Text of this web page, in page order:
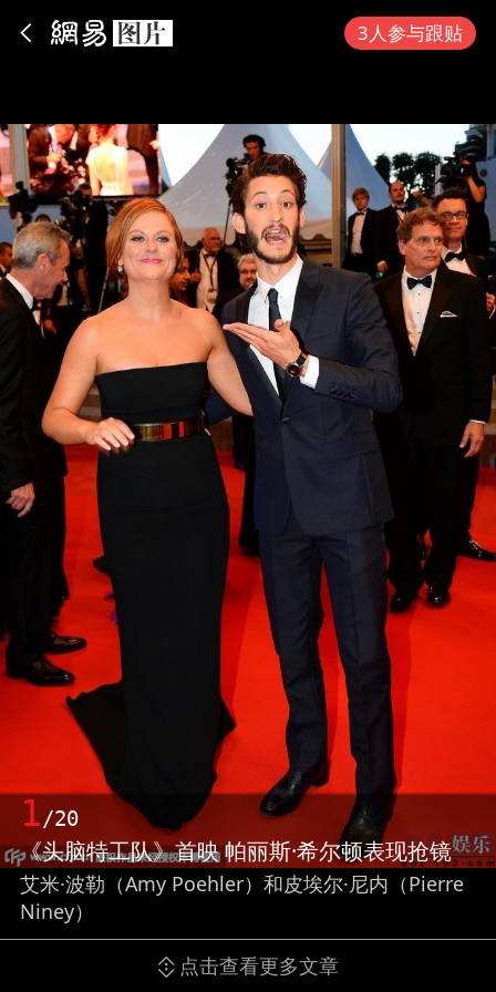
3人参与跟贴
1/20
《头脑特工队》首映 帕丽斯·希尔顿表现抢镜
艾米·波勒（Amy Poehler）和皮埃尔·尼内（Pierre
Niney）
点击查看更多文章